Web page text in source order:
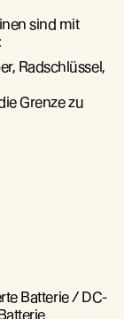
sind mit
Radschlüssel,
Grenze zu
Batterie / DC-